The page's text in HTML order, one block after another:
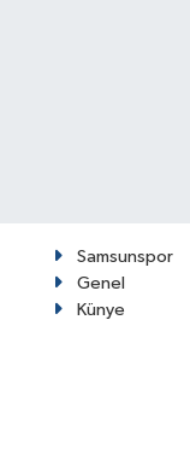
Samsunspor
Genel
Künye